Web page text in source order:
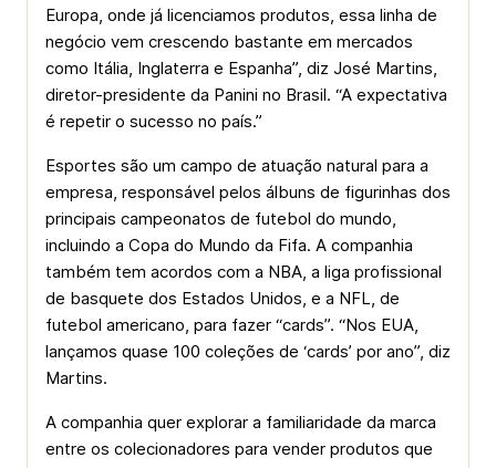
Europa, onde já licenciamos produtos, essa linha de
negócio vem crescendo bastante em mercados
como Itália, Inglaterra e Espanha”, diz José Martins,
diretor-presidente da Panini no Brasil. “A expectativa
é repetir o sucesso no país.”
Esportes são um campo de atuação natural para a
empresa, responsável pelos álbuns de figurinhas dos
principais campeonatos de futebol do mundo,
incluindo a Copa do Mundo da Fifa. A companhia
também tem acordos com a NBA, a liga profissional
de basquete dos Estados Unidos, e a NFL, de
futebol americano, para fazer “cards”. “Nos EUA,
lançamos quase 100 coleções de ‘cards’ por ano”, diz
Martins.
A companhia quer explorar a familiaridade da marca
entre os colecionadores para vender produtos que